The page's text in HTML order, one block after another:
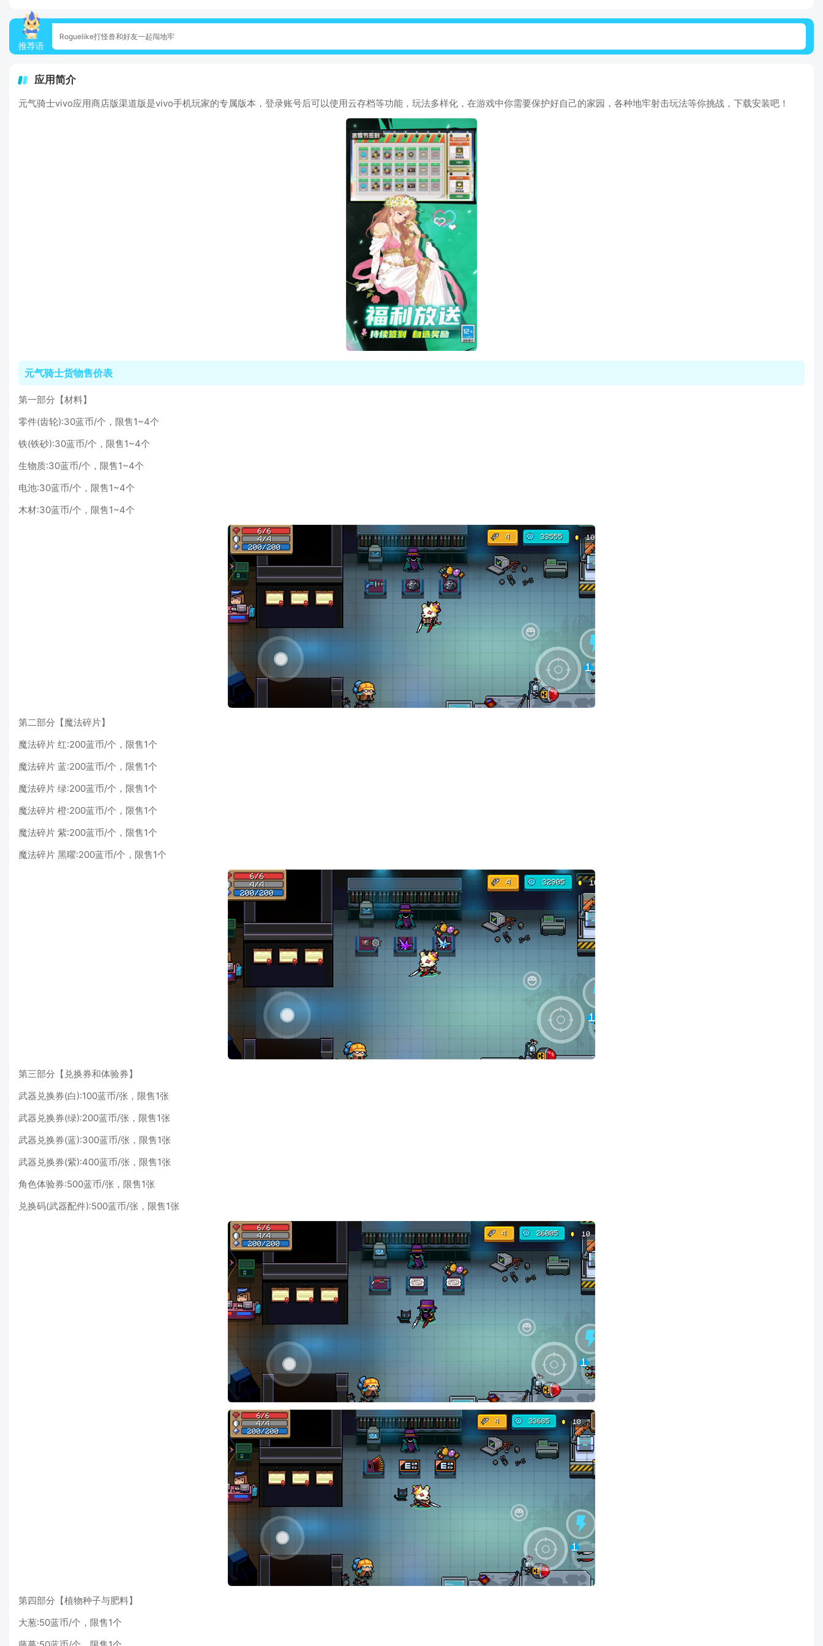
推荐语
Roguelike打怪兽和好友一起闯地牢
应用简介
元气骑士vivo应用商店版渠道版是vivo手机玩家的专属版本，登录账号后可以使用云存档等功能，玩法多样化，在游戏中你需要保护好自己的家园，各种地牢射击玩法等你挑战，下载安装吧！
元气骑士货物售价表
第一部分【材料】
零件(齿轮):30蓝币/个，限售1~4个
铁(铁砂):30蓝币/个，限售1~4个
生物质:30蓝币/个，限售1~4个
电池:30蓝币/个，限售1~4个
木材:30蓝币/个，限售1~4个
第二部分【魔法碎片】
魔法碎片 红:200蓝币/个，限售1个
魔法碎片 蓝:200蓝币/个，限售1个
魔法碎片 绿:200蓝币/个，限售1个
魔法碎片 橙:200蓝币/个，限售1个
魔法碎片 紫:200蓝币/个，限售1个
魔法碎片 黑曜:200蓝币/个，限售1个
第三部分【兑换券和体验券】
武器兑换券(白):100蓝币/张，限售1张
武器兑换券(绿):200蓝币/张，限售1张
武器兑换券(蓝):300蓝币/张，限售1张
武器兑换券(紫):400蓝币/张，限售1张
角色体验券:500蓝币/张，限售1张
兑换码(武器配件):500蓝币/张，限售1张
第四部分【植物种子与肥料】
大葱:50蓝币/个，限售1个